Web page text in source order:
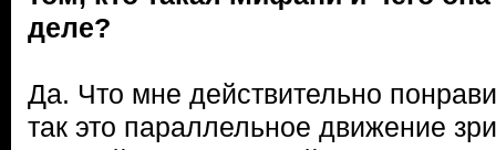
деле?
Да. Что мне действительно
так это параллельное движение